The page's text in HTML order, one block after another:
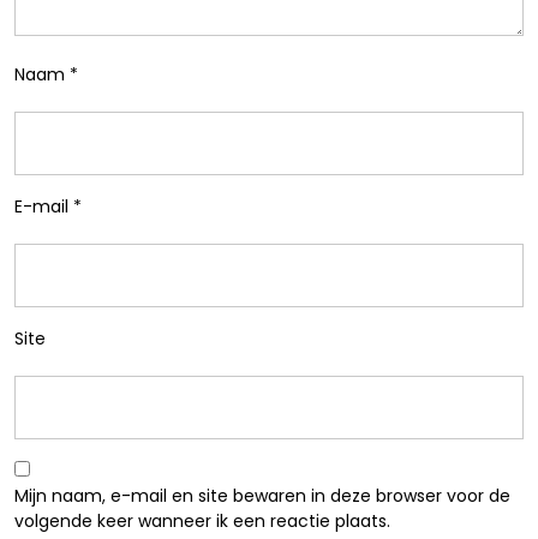
Naam *
E-mail *
Site
Mijn naam, e-mail en site bewaren in deze browser voor de
volgende keer wanneer ik een reactie plaats.